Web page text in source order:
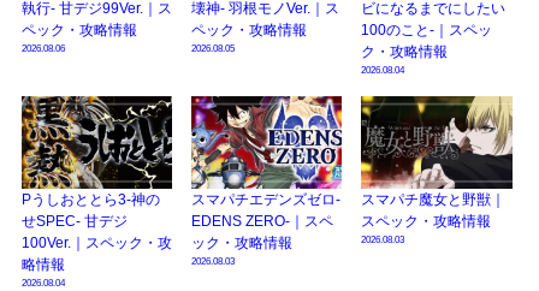
執行- 甘デジ99Ver.｜ス
ペック・攻略情報
2026.08.06
壊神- 羽根モノVer.｜ス
ペック・攻略情報
2026.08.05
ビになるまでにしたい
100のこと-｜スペッ
ク・攻略情報
2026.08.04
Pうしおととら3-神の
せSPEC- 甘デジ
100Ver.｜スペック・攻
略情報
2026.08.04
スマパチエデンズゼロ-
EDENS ZERO-｜スペ
ック・攻略情報
2026.08.03
スマパチ魔女と野獣｜
スペック・攻略情報
2026.08.03